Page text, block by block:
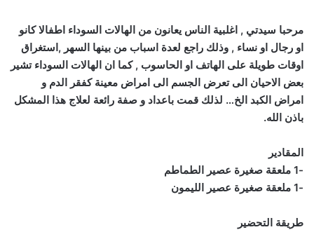
مرحبا سيدتي , اغلبية الناس يعانون من الهالات السوداء اطفالا كانو
او رجال او نساء , وذلك راجع لعدة اسباب من بينها السهر ,استغراق
اوقات طويلة على الهاتف او الحاسوب , كما ان الهالات السوداء تشير
بعض الاحيان الى تعرض الجسم الى امراض معينة كفقر الدم و
امراض الكبد الخ… لذلك قمت باعداد و صفة رائعة لعلاج هذا المشكل
باذن الله.
المقادير
-1 ملعقة صغيرة عصير الطماطم
-1 ملعقة صغيرة عصير الليمون
طريقة التحضير